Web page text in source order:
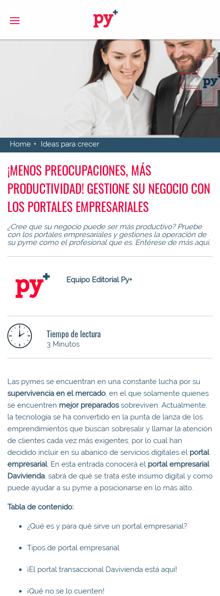
Home Ideas para crecer
¡MENOS PREOCUPACIONES, MÁS
PRODUCTIVIDAD! GESTIONE SU NEGOCIO CON
LOS PORTALES EMPRESARIALES
¿Cree que su negocio puede ser más productivo? Pruebe
con los portales empresariales y gestiones la operación de
su pyme como el profesional que es. Entérese de más aquí.
Equipo Editorial Py+
Tiempo de lectura
3 Minutos
Las pymes se encuentran en una constante lucha por su
supervivencia en el mercado, en el que solamente quienes
se encuentren mejor preparadossobreviven. Actualmente,
la tecnología se ha convertido en la punta de lanza de los
emprendimientos que buscan sobresalir y llamar la atención
de clientes cada vez más exigentes, por lo cual han
decidido incluir en su abanico de servicios digitales el portal
empresarial. En esta entrada conocerá el portal empresarial
Davivienda, sabrá de qué se trata este insumo digital y como
puede ayudar a su pyme a posicionarse en lo más alto.
Tabla de contenido:
¿Qué es y para qué sirve un portal empresarial?
Tipos de portal empresarial
¡El portal transaccional Davivienda está aquí!
¡Qué no se lo cuenten!